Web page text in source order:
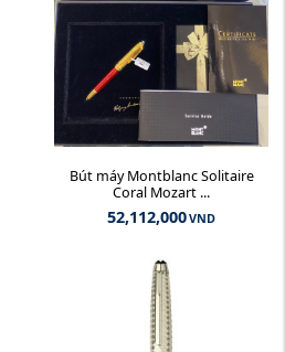
Bút máy Montblanc Solitaire
Coral Mozart ...
52,112,000VND